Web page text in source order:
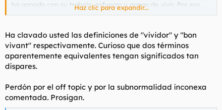
ha ganado con su trabajo, esfuerzo y ganas de vivir. Por eso,
viva la vida y vivan los vividores.
Haz clic para expandir...
Ha clavado usted las definiciones de "vividor" y "bon
vivant" respectivamente. Curioso que dos términos
aparentemente equivalentes tengan significados tan
dispares.
Perdón por el off topic y por la subnormalidad inconexa
comentada. Prosigan.